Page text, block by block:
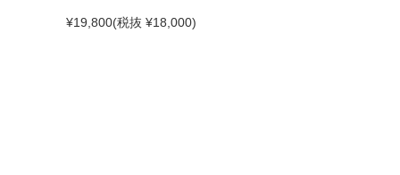
¥19,800(税抜 ¥18,000)